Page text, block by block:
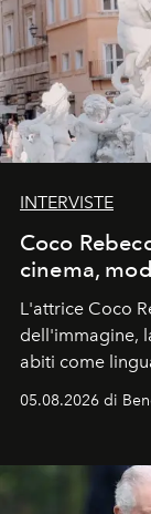
INTERVISTE
Coco
cinema,
L'attrice Coco
dell'immagine,
abiti come
05.08.2026 di